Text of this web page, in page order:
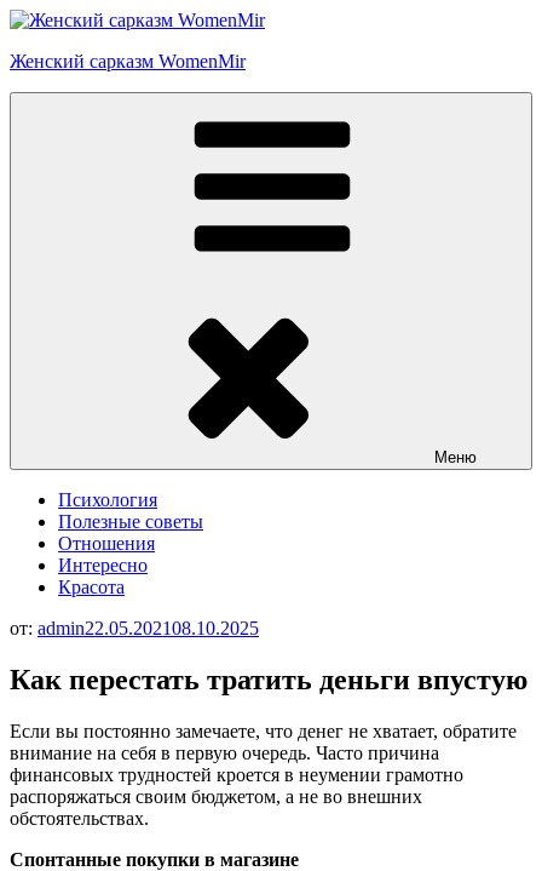
Перейти
содержимому
Женский сарказм WomenMir
Меню
Психология
Полезные советы
Отношения
Интересно
Красота
от: admin22.05.202108.10.2025
Как перестать тратить деньги впустую
Если вы постоянно замечаете, что денег не хватает, обратите
внимание на себя в первую очередь. Часто причина
финансовых трудностей кроется в неумении грамотно
распоряжаться своим бюджетом, а не во внешних
обстоятельствах.
Спонтанные покупки в магазине